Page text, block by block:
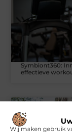
Wij maken gebruik
Symbiont360:
effectieve